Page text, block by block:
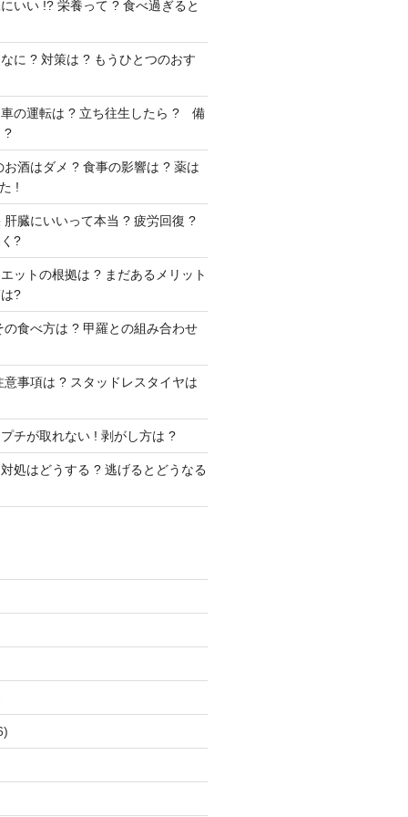
いい !? 栄養って ? 食べ過ぎると
に ? 対策は ? もうひとつのおす
車の運転は ? 立ち往生したら ? 備
?
お酒はダメ ? 食事の影響は ? 薬は
!
肝臓にいいって本当 ? 疲労回復 ?
?
ットの根拠は ? まだあるメリット
?
の食べ方は ? 甲羅との組み合わせ
意事項は ? スタッドレスタイヤは
チが取れない ! 剥がし方は ?
処はどうする ? 逃げるとどうなる